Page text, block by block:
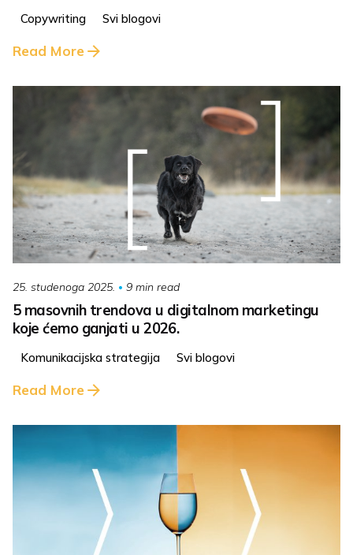
Copywriting Svi blogovi
Read More
25. studenoga 2025. 9 min read
5 masovnih trendova u digitalnom marketingu
koje ćemo ganjati u 2026.
Komunikacijska strategija Svi blogovi
Read More